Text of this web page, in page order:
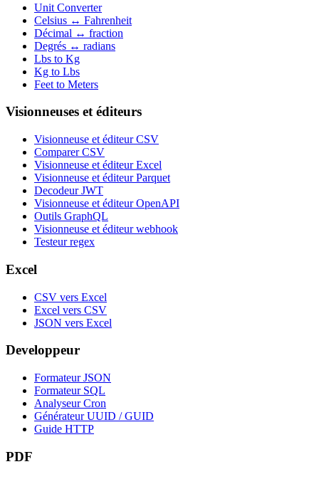
Unit Converter
Celsius ↔ Fahrenheit
Décimal ↔ fraction
Degrés ↔ radians
Lbs to Kg
Kg to Lbs
Feet to Meters
Visionneuses et éditeurs
Visionneuse et éditeur CSV
Comparer CSV
Visionneuse et éditeur Excel
Visionneuse et éditeur Parquet
Decodeur JWT
Visionneuse et éditeur OpenAPI
Outils GraphQL
Visionneuse et éditeur webhook
Testeur regex
Excel
CSV vers Excel
Excel vers CSV
JSON vers Excel
Developpeur
Formateur JSON
Formateur SQL
Analyseur Cron
Générateur UUID / GUID
Guide HTTP
PDF